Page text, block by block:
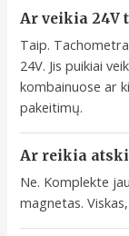
Ar veikia 24V
Taip.
24V. Jis puikiai
kombainuose ar
pakeitimų.
Ar reikia
Ne. Komplekte
magnetas.